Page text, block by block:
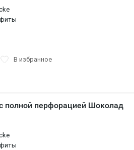
В избранное
полной перфорацией Шоколад